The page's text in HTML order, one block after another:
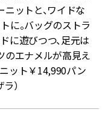
ットと、ワイドな
に。バッグのストラ
に遊びつつ、足元は
のエナメルが高見え
ット￥14,990パン
）